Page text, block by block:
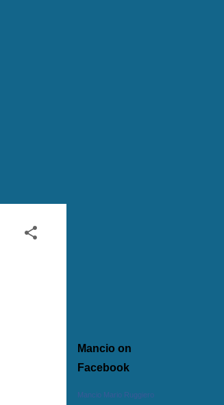
Mancio on
Facebook
Mancio Mario Ruggiero